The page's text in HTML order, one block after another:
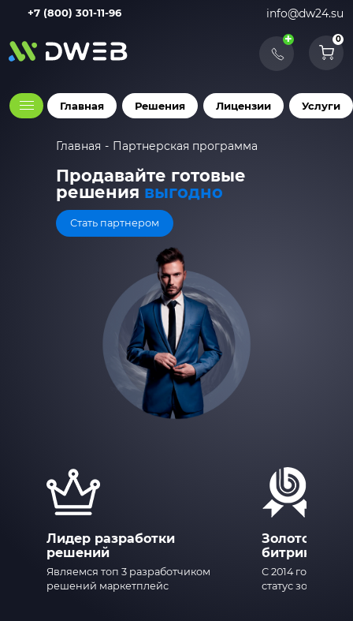
+7 (800) 301-11-96 info@dw24.su
+ 0
Главная Решения Лицензии Услуги
Главная Партнерская программа
Продавайте готовые
решения выгодно
Стать партнером
Лидер разработки
решений
Являемся топ 3 разработчиком
решений маркетплейс
Золотой
битрикс
С 2014 года
статус золотого